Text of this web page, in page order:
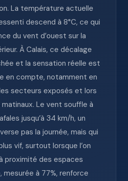
La température actuelle
descend à 8°C, ce qui
du vent d’ouest sur la
À Calais, ce décalage
et la sensation réelle est
en compte, notamment en
secteurs exposés et lors
Le vent souffle à
jusqu’à 34 km/h, un
pas la journée, mais qui
vif, surtout lorsque l’on
proximité des espaces
mesurée à 77%, renforce